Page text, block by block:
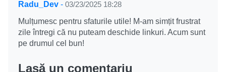
Radu_Dev - 03/23/2025 18:28
Mulțumesc pentru sfaturile utile! M-am simțit frustrat
zile întregi că nu puteam deschide linkuri. Acum sunt
pe drumul cel bun!
Lasă un comentariu